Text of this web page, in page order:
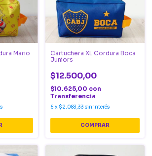
Mario
Cartuchera XL Cordura Boca
Juniors
$12.500,00
$10.625,00 con
Transferencia
6 x $2.083,33 sin interés